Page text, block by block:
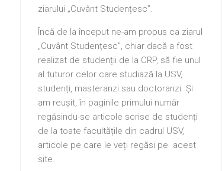
ziarului „Cuvânt Studențesc”.
Încă de la început ne-am propus ca ziarul
„Cuvânt Studențesc”, chiar dacă a fost
realizat de studenții de la CRP, să fie unul
al tuturor celor care studiază la USV,
studenți, masteranzi sau doctoranzi. Și
am reușit, în paginile primului număr
regăsindu-se articole scrise de studenți
de la toate facultățile din cadrul USV,
articole pe care le veți regăsi pe acest
site.